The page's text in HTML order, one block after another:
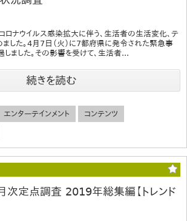
ロナウイルス感染拡大に伴う、生活者の生活変化、テ
ました。4月7日（火）に7都府県に発令された緊急事
ました。その影響を受けて、生活者...
続きを読む
エンターテインメント コンテンツ
定点調査 2019年総集編【トレンド